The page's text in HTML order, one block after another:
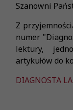
Szanowni
Z
numer
lektury,
artykułów do
DIAGNOSTA